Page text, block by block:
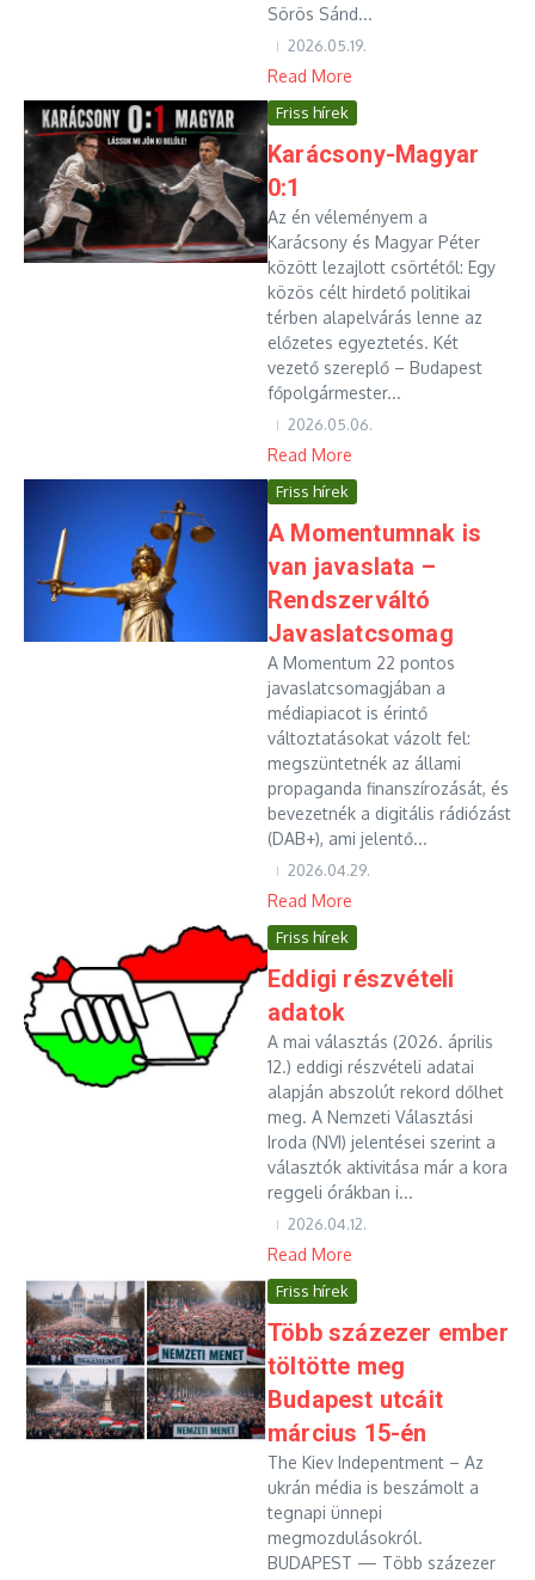
Sörös Sánd...
2026.05.19.
Read More
Friss hírek
Karácsony-Magyar
0:1
Az én véleményem a
Karácsony és Magyar Péter
között lezajlott csörtétől: Egy
közös célt hirdető politikai
térben alapelvárás lenne az
előzetes egyeztetés. Két
vezető szereplő – Budapest
főpolgármester...
2026.05.06.
Read More
Friss hírek
A Momentumnak is
van javaslata –
Rendszerváltó
Javaslatcsomag
A Momentum 22 pontos
javaslatcsomagjában a
médiapiacot is érintő
változtatásokat vázolt fel:
megszüntetnék az állami
propaganda finanszírozását, és
bevezetnék a digitális rádiózást
(DAB+), ami jelentő...
2026.04.29.
Read More
Friss hírek
Eddigi részvételi
adatok
A mai választás (2026. április
12.) eddigi részvételi adatai
alapján abszolút rekord dőlhet
meg. A Nemzeti Választási
Iroda (NVI) jelentései szerint a
választók aktivitása már a kora
reggeli órákban i...
2026.04.12.
Read More
Friss hírek
Több százezer ember
töltötte meg
Budapest utcáit
március 15-én
The Kiev Indepentment – Az
ukrán média is beszámolt a
tegnapi ünnepi
megmozdulásokról.
BUDAPEST — Több százezer